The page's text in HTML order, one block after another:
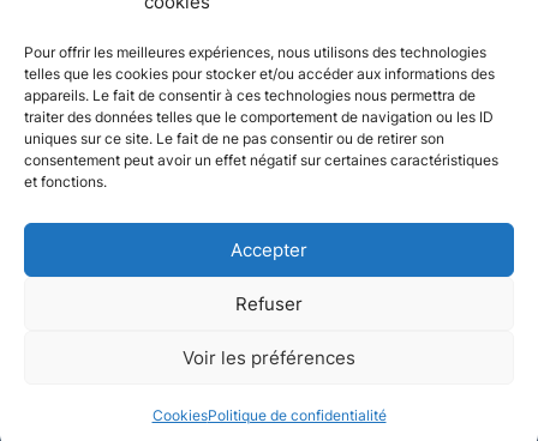
Pour offrir les meilleures expériences, nous utilisons des technologies
telles que les cookies pour stocker et/ou accéder aux informations des
appareils. Le fait de consentir à ces technologies nous permettra de
traiter des données telles que le comportement de navigation ou les ID
uniques sur ce site. Le fait de ne pas consentir ou de retirer son
consentement peut avoir un effet négatif sur certaines caractéristiques
et fonctions.
Accepter
Refuser
Voir les préférences
CookiesPolitique de confidentialité
Conception et réalisation :Plate